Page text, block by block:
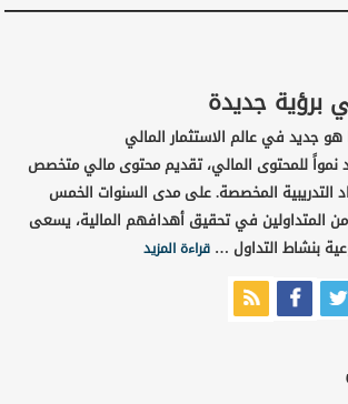
برؤية جديدة
جديد في عالم الاستثمار المالي
نمواً للمحتوى المالي، تقديم محتوى مالي متخصص
التدريبية المخصصة. على مدى السنوات الخمس
من المتداولين في تحقيق أهدافهم المالية، يسعى
بنشاط التداول …قراءة المزيد